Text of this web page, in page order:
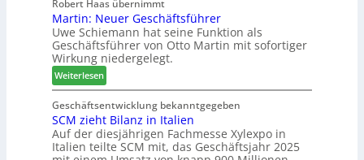
d
e
r
r
z
u
m
2
0
2
7
t
H
o
l
z
b
a
u
p
r
m
a
g
l
ä
d
t
z
u
m
Robert Haas übernimmt
Martin: Neuer Geschäftsführer
Uwe Schiemann hat seine Funktion als
Geschäftsführer von Otto Martin mit sofortiger
Wirkung niedergelegt.
Weiterlesen:
M
a
r
t
Geschäftsentwicklung bekanntgegeben
SCM zieht Bilanz in Italien
Auf der diesjährigen Fachmesse Xylexpo in
Italien teilte SCM mit, das Geschäftsjahr 2025